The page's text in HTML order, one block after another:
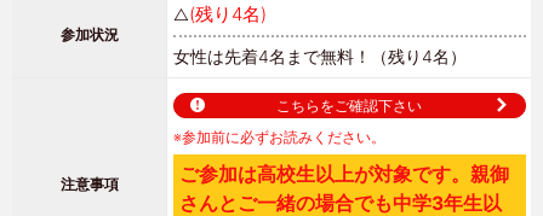
参加状況
△(残り4名)
女性は先着4名まで無料！ （残り4名）
注意事項
こちらをご確認下さい
※参加前に必ずお読みください。
ご参加は高校生以上が対象です。親御
さんとご一緒の場合でも中学3年生以